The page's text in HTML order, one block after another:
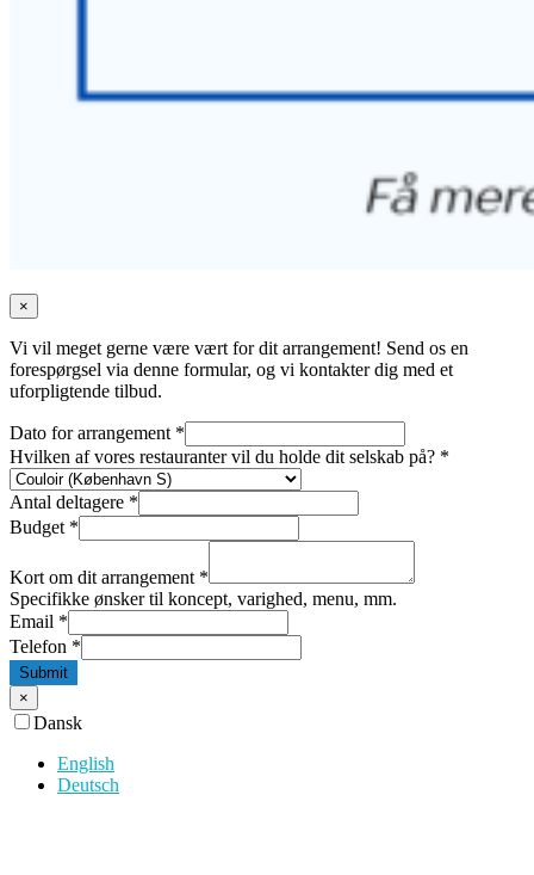
×
Vi vil meget gerne være vært for dit arrangement! Send os en
forespørgsel via denne formular, og vi kontakter dig med et
uforpligtende tilbud.
Dato for arrangement *
Hvilken af vores restauranter vil du holde dit selskab på? *
Antal deltagere *
Budget *
Kort om dit arrangement *
Specifikke ønsker til koncept, varighed, menu, mm.
Email *
Telefon *
Submit
×
Dansk
English
Deutsch